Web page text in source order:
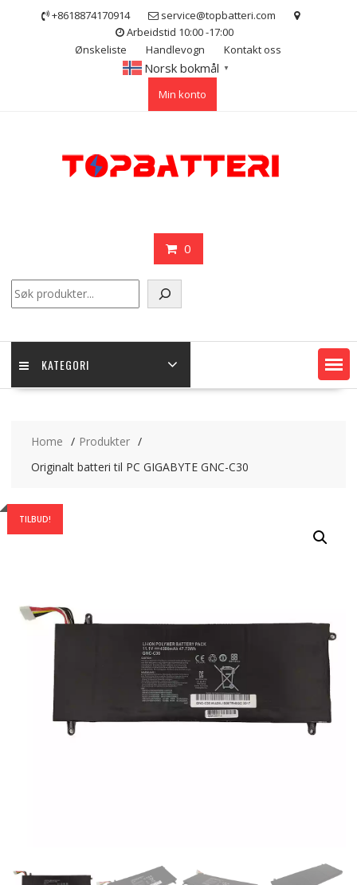
+8618874170914
service@topbatteri.com
Arbeidstid 10:00 -17:00
Ønskeliste
Handlevogn Kontakt oss
Norsk bokmål ▼
Min konto
0
KATEGORI
Home
Produkter
Originalt batteri til PC GIGABYTE GNC-C30
TILBUD!